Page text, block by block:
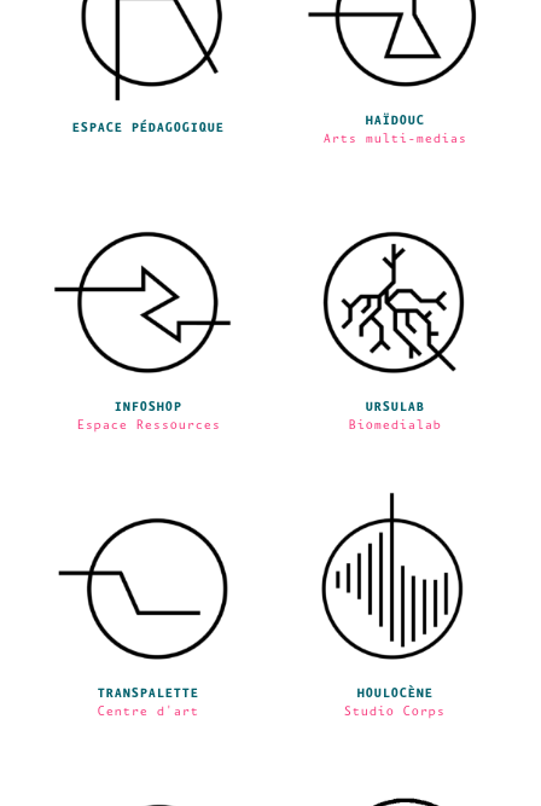
ESPACE PÉDAGOGIQUE
HAÏDOUC
Arts multi-medias
INFOSHOP
Espace Ressources
URSULAB
Biomedialab
TRANSPALETTE
Centre d'art
HOULOCÈNE
Studio Corps